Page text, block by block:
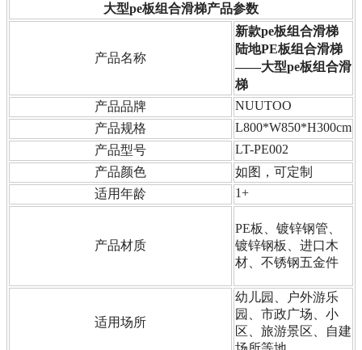
大型pe板组合滑梯产品参数
产品名称
新款pe板组合滑梯
陆地PE板组合滑梯
——大型pe板组合滑
梯
产品品牌
NUUTOO
产品规格
L800*W850*H300cm
产品型号
LT-PE002
产品颜色
如图，可定制
适用年龄
1+
产品材质
PE板、镀锌钢管、
镀锌钢板、进口木
材、不锈钢五金件
适用场所
幼儿园、户外游乐
园、市政广场、小
区、旅游景区、
自建